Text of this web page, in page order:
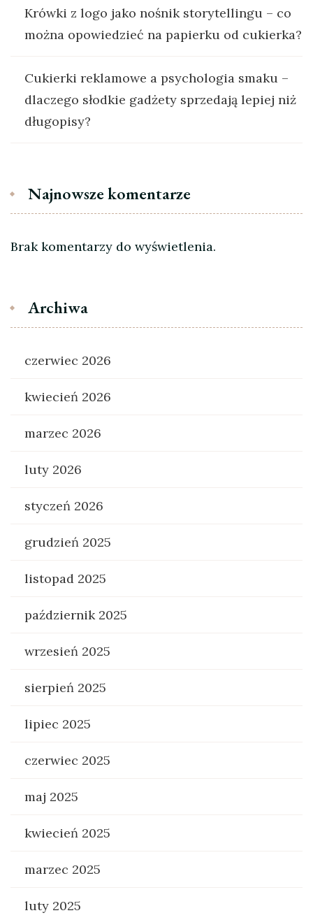
Krówki z logo jako nośnik storytellingu – co
można opowiedzieć na papierku od cukierka?
Cukierki reklamowe a psychologia smaku –
dlaczego słodkie gadżety sprzedają lepiej niż
długopisy?
Najnowsze komentarze
Brak komentarzy do wyświetlenia.
Archiwa
czerwiec 2026
kwiecień 2026
marzec 2026
luty 2026
styczeń 2026
grudzień 2025
listopad 2025
październik 2025
wrzesień 2025
sierpień 2025
lipiec 2025
czerwiec 2025
maj 2025
kwiecień 2025
marzec 2025
luty 2025